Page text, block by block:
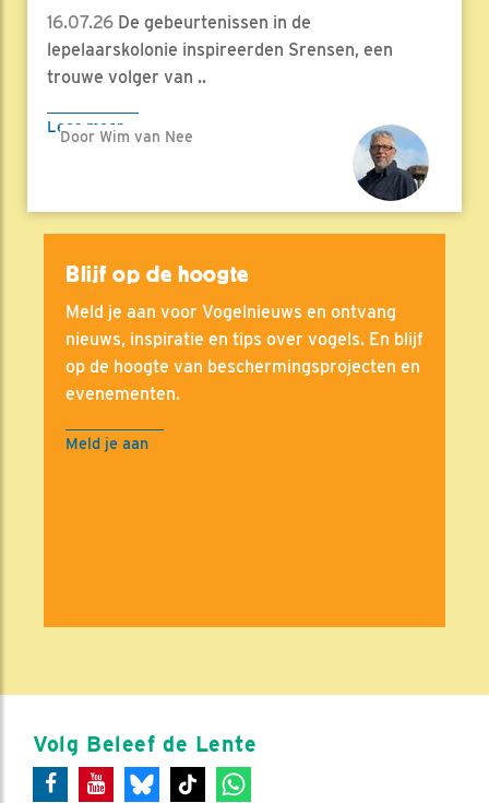
16.07.26 De gebeurtenissen in de
lepelaarskolonie inspireerden Srensen, een
trouwe volger van ..
Lees meer
Door Wim van Nee
Blijf op de hoogte
Meld je aan voor Vogelnieuws en ontvang
nieuws, inspiratie en tips over vogels. En blijf
op de hoogte van beschermingsprojecten en
evenementen.
Meld je aan
Volg Beleef de Lente